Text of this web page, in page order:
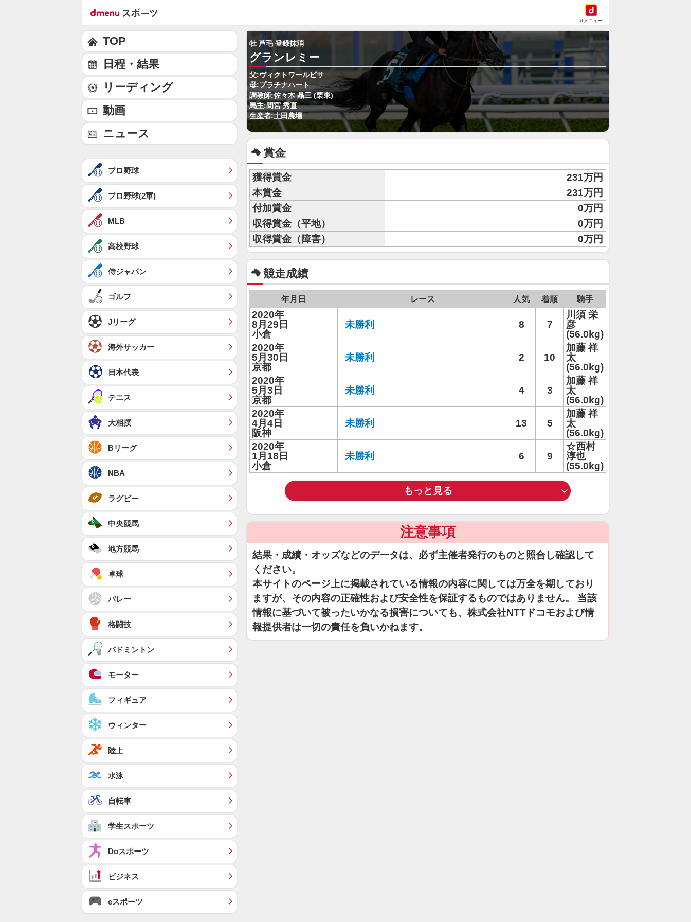
dメニュー
牡 芦毛 登録抹消
グランレミー
父:ヴィクトワールピサ
母:プラチナハート
調教師:佐々木 晶三 (栗東)
馬主:間宮 秀直
生産者:土田農場
賞金
獲得賞金
231万円
本賞金
231万円
付加賞金
0万円
収得賞金（平地）
0万円
収得賞金（障害）
0万円
競走成績
年月日 レース 人気 着順 騎手
2020年
8月29日
小倉
未勝利 8 7
川須 栄
彦
(56.0kg)
2020年
5月30日
京都
未勝利 2 10
加藤 祥
太
(56.0kg)
2020年
5月3日
京都
未勝利 4 3
加藤 祥
太
(56.0kg)
2020年
4月4日
阪神
未勝利 13 5
加藤 祥
太
(56.0kg)
2020年
1月18日
小倉
未勝利 6 9
☆西村
淳也
(55.0kg)
もっと見る
注意事項
結果・成績・オッズなどのデータは、必ず主催者発行のものと照合し確認して
ください。
本サイトのページ上に掲載されている情報の内容に関しては万全を期しており
ますが、その内容の正確性および安全性を保証するものではありません。 当該
情報に基づいて被ったいかなる損害についても、株式会社NTTドコモおよび情
報提供者は一切の責任を負いかねます。
TOP
日程・結果
リーディング
動画
ニュース
プロ野球
プロ野球(2軍)
MLB
高校野球
侍ジャパン
ゴルフ
Jリーグ
海外サッカー
日本代表
テニス
大相撲
Bリーグ
NBA
ラグビー
中央競馬
地方競馬
卓球
バレー
格闘技
バドミントン
モーター
フィギュア
ウィンター
陸上
水泳
自転車
学生スポーツ
Doスポーツ
ビジネス
eスポーツ